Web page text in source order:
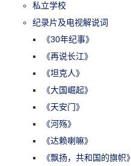
私立学校
纪录片及电视解说词
《30年纪事》
《再说长江》
《坦克人》
《大国崛起》
《天安门》
《河殇》
《达赖喇嘛》
《飘扬，共和国的旗帜》